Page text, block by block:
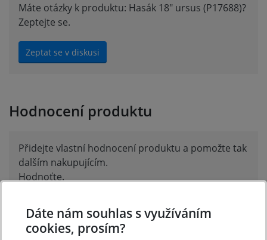
Máte otázky k produktu: Hasák 18" ursus (P17688)?
Zeptejte se.
Zeptat se v diskusi
Hodnocení produktu
Přidejte vlastní hodnocení produktu a pomožte tak
dalším nakupujícím.
Hodnoťte.
Přidat vlastní hodnocení
Dáte nám souhlas s využíváním
cookies, prosím?